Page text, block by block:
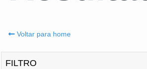
Voltar para home
FILTRO